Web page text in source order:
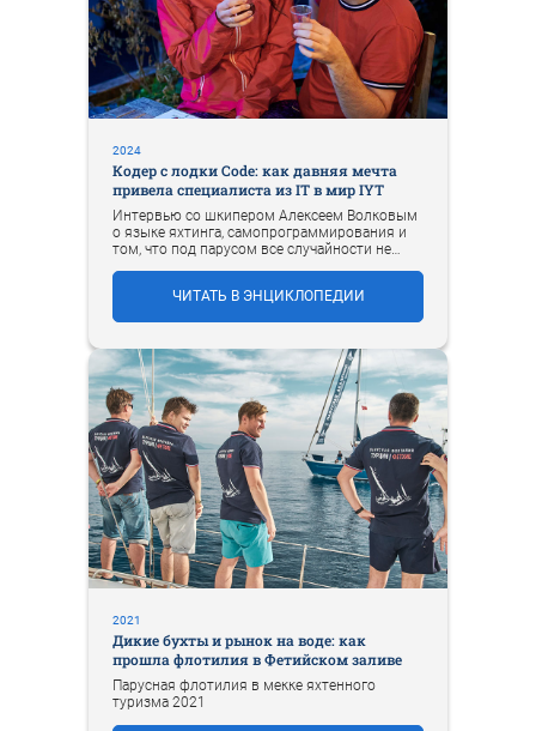
2024
Кодер с лодки Code: как давняя мечта
привела специалиста из IT в мир IYT
Интервью со шкипером Алексеем Волковым
о языке яхтинга, самопрограммирования и
том, что под парусом все случайности не
ЧИТАТЬ В ЭНЦИКЛОПЕДИИ
2021
Дикие бухты и рынок на воде: как
прошла флотилия в Фетийском заливе
Парусная флотилия в мекке яхтенного
туризма 2021